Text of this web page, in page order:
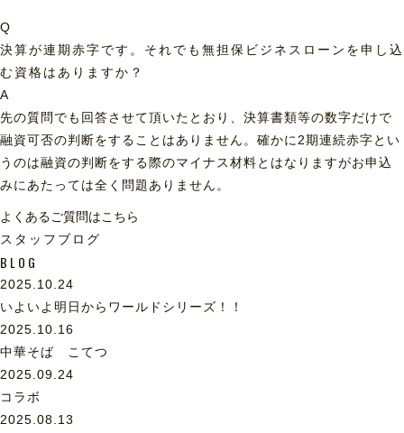
Q
決算が連期赤字です。それでも無担保ビジネスローンを申し込
む資格はありますか？
A
先の質問でも回答させて頂いたとおり、決算書類等の数字だけで
融資可否の判断をすることはありません。確かに2期連続赤字とい
うのは融資の判断をする際のマイナス材料とはなりますがお申込
みにあたっては全く問題ありません。
よくあるご質問はこちら
スタッフブログ
BLOG
2025.10.24
いよいよ明日からワールドシリーズ！！
2025.10.16
中華そば こてつ
2025.09.24
コラボ
2025.08.13